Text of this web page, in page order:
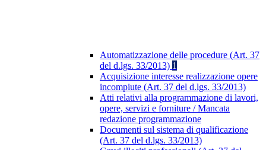
Automatizzazione delle procedure (Art. 37
del d.lgs. 33/2013) 1
Acquisizione interesse realizzazione opere
incompiute (Art. 37 del d.lgs. 33/2013)
Atti relativi alla programmazione di lavori,
opere, servizi e forniture / Mancata
redazione programmazione
Documenti sul sistema di qualificazione
(Art. 37 del d.lgs. 33/2013)